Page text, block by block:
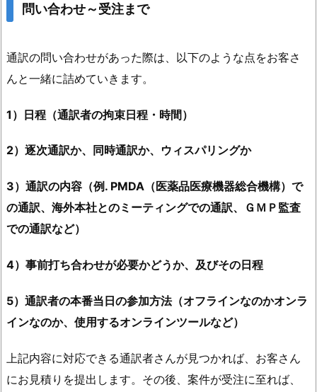
問い合わせ～受注まで
通訳の問い合わせがあった際は、以下のような点をお客さ
んと一緒に詰めていきます。
1）日程（通訳者の拘束日程・時間）
2）逐次通訳か、同時通訳か、ウィスパリングか
3）通訳の内容（例. PMDA（医薬品医療機器総合機構）で
の通訳、海外本社とのミーティングでの通訳、ＧＭＰ監査
での通訳など）
4）事前打ち合わせが必要かどうか、及びその日程
5）通訳者の本番当日の参加方法（オフラインなのかオンラ
インなのか、使用するオンラインツールなど）
上記内容に対応できる通訳者さんが見つかれば、お客さん
にお見積りを提出します。その後、案件が受注に至れば、